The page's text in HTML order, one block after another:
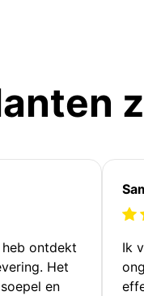
ontdekt
Het
en
Ik